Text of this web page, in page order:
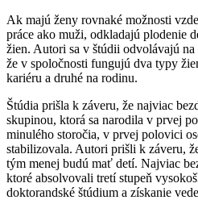
Ak majú ženy rovnaké možnosti
práce ako muži, odkladajú plodenie
žien. Autori sa v štúdii odvolávajú
že v spoločnosti fungujú dva typy
kariéru a druhé na rodinu.
Štúdia prišla k záveru, že najviac
skupinou, ktorá sa narodila v prvej
minulého storočia, v prvej polovici
stabilizovala. Autori prišli k záveru,
tým menej budú mať detí. Najviac
ktoré absolvovali tretí stupeň
doktorandské štúdium a získanie